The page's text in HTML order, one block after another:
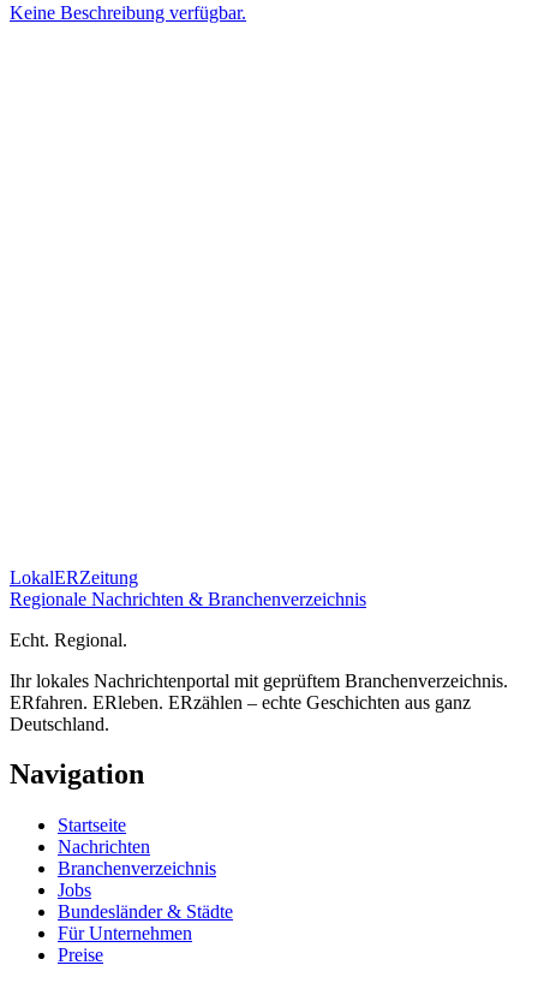
Keine Beschreibung verfügbar.
LokalERZeitung
Regionale Nachrichten & Branchenverzeichnis
Echt. Regional.
Ihr lokales Nachrichtenportal mit geprüftem Branchenverzeichnis.
ERfahren. ERleben. ERzählen – echte Geschichten aus ganz
Deutschland.
Navigation
Startseite
Nachrichten
Branchenverzeichnis
Jobs
Bundesländer & Städte
Für Unternehmen
Preise